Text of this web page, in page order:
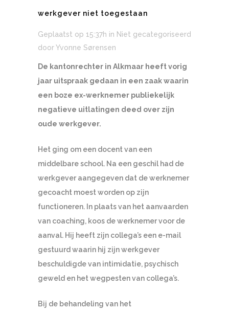
werkgever niet toegestaan
Geplaatst op 15:37h in Niet gecategoriseerd
doorYvonne Sørensen
De kantonrechter in Alkmaar heeft vorig
jaar uitspraak gedaan in een zaak waarin
een boze ex-werknemer publiekelijk
negatieve uitlatingen deed over zijn
oude werkgever.
Het ging om een docent van een
middelbare school. Na een geschil had de
werkgever aangegeven dat de werknemer
gecoacht moest worden op zijn
functioneren. In plaats van het aanvaarden
van coaching, koos de werknemer voor de
aanval. Hij heeft zijn collega’s een e-mail
gestuurd waarin hij zijn werkgever
beschuldigde van intimidatie, psychisch
geweld en het wegpesten van collega’s.
Bij de behandeling van het